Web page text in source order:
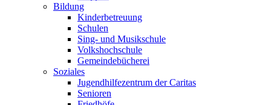
Bildung
Kinderbetreuung
Schulen
Sing- und Musikschule
Volkshochschule
Gemeindebücherei
Soziales
Jugendhilfezentrum der Caritas
Senioren